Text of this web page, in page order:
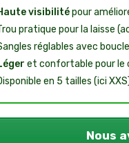
visibilitépour
pratique pour la laisse
réglables avec
et confortable pour le
en 5 tailles (ici
Nous